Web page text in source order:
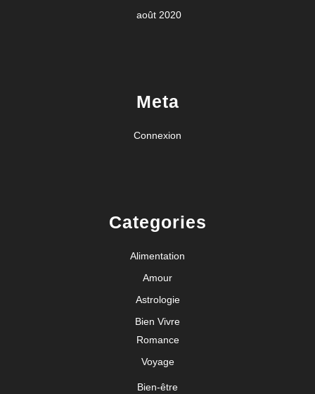
août 2020
Meta
Connexion
Categories
Alimentation
Amour
Astrologie
Bien Vivre
Romance
Voyage
Bien-être